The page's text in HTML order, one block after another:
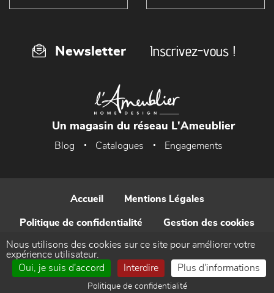
Newsletter Inscrivez-vous !
Un magasin du réseau L'Ameublier
Blog Catalogues Engagements
Accueil Mentions Légales
Politique de confidentialité Gestion des cookies
Contact
Réalisé par WEB Enseignes
Nous utilisons des cookies sur ce site pour améliorer votre
expérience utilisateur.
Oui, je suis d'accord
Interdire Plus d'informations
Politique de confidentialité